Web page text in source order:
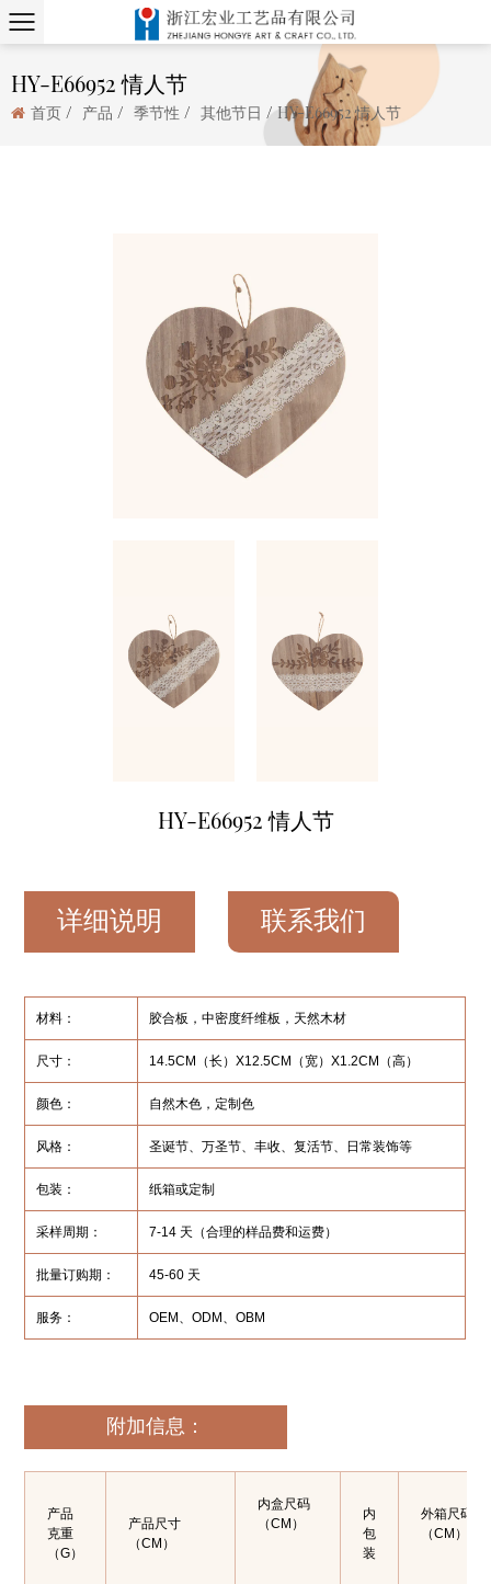
HY-E66952 情人节
首页 / 产品 / 季节性 / 其他节日 / HY-E66952 情人节
HY-E66952 情人节
详细说明 联系我们
材料： 胶合板，中密度纤维板，天然木材
尺寸： 14.5CM（长）X12.5CM（宽）X1.2CM（高）
颜色： 自然木色，定制色
风格： 圣诞节、万圣节、丰收、复活节、日常装饰等
包装： 纸箱或定制
采样周期： 7-14 天（合理的样品费和运费）
批量订购期： 45-60 天
服务： OEM、ODM、OBM
附加信息：
产品
克重
（G）
产品尺寸
（CM）
内盒尺码
（CM）
内
包
装
外箱尺码
（CM）